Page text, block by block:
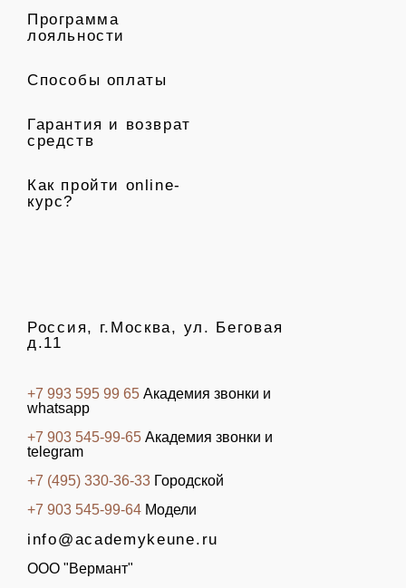
Программа
лояльности
Способы оплаты
Гарантия и возврат
средств
Как пройти online-
курс?
Россия, г.Москва, ул. Беговая
д.11
+7 993 595 99 65 Академия звонки и
whatsapp
+7 903 545-99-65 Академия звонки и
telegram
+7 (495) 330-36-33 Городской
+7 903 545-99-64 Модели
info@academykeune.ru
ООО "Вермант"